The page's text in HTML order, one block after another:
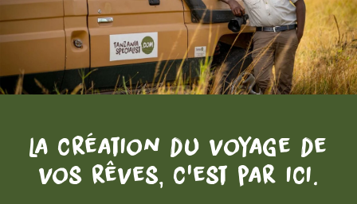
La création du voyage de
vos rêves, c'est par ici.